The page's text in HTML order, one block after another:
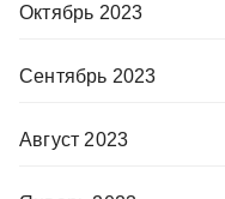
Октябрь 2023
Сентябрь 2023
Август 2023